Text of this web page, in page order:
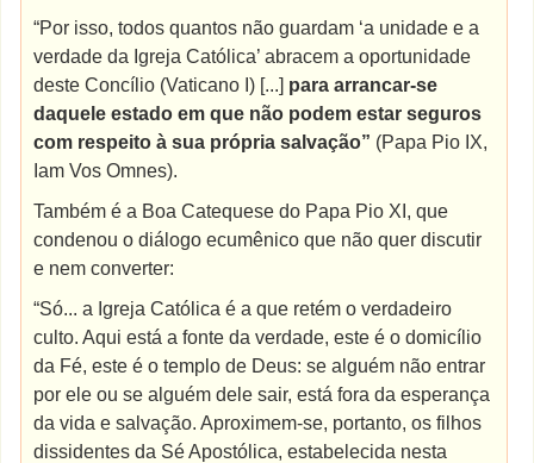
“Por isso, todos quantos não guardam ‘a unidade e a
verdade da Igreja Católica’ abracem a oportunidade
deste Concílio (Vaticano I) [...] para arrancar-se
daquele estado em que não podem estar seguros
com respeito à sua própria salvação” (Papa Pio IX,
Iam Vos Omnes).
Também é a Boa Catequese do Papa Pio XI, que
condenou o diálogo ecumênico que não quer discutir
e nem converter:
“Só... a Igreja Católica é a que retém o verdadeiro
culto. Aqui está a fonte da verdade, este é o domicílio
da Fé, este é o templo de Deus: se alguém não entrar
por ele ou se alguém dele sair, está fora da esperança
da vida e salvação. Aproximem-se, portanto, os filhos
dissidentes da Sé Apostólica, estabelecida nesta